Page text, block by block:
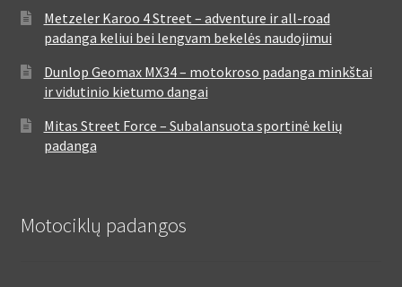
Metzeler Karoo 4 Street – adventure ir all-road
padanga keliui bei lengvam bekelės naudojimui
Dunlop Geomax MX34 – motokroso padanga minkštai
ir vidutinio kietumo dangai
Mitas Street Force – Subalansuota sportinė kelių
padanga
Motociklų padangos